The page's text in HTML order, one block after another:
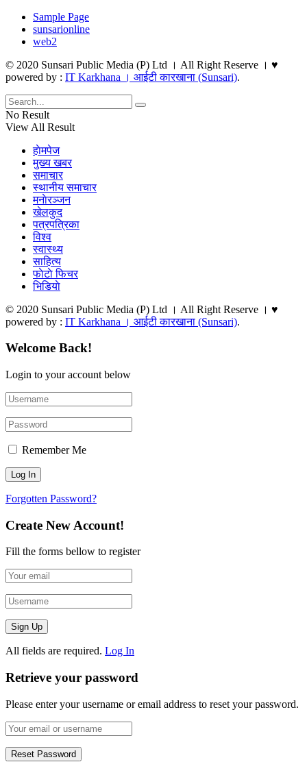
Sample Page
sunsarionline
web2
© 2020 Sunsari Public Media (P) Ltd । All Right Reserve । ♥
powered by : IT Karkhana । आईटी कारखाना (Sunsari).
No Result
View All Result
हाेमपेज
मुख्य खबर
समाचार
स्थानीय समाचार
मनाेरञ्जन
खेलकुद
पत्रपत्रिका
विश्व
स्वास्थ्य
साहित्य
फाेटाे फिचर
भिडियाे
© 2020 Sunsari Public Media (P) Ltd । All Right Reserve । ♥
powered by : IT Karkhana । आईटी कारखाना (Sunsari).
Welcome Back!
Login to your account below
Remember Me
Forgotten Password?
Create New Account!
Fill the forms bellow to register
All fields are required. Log In
Retrieve your password
Please enter your username or email address to reset your password.